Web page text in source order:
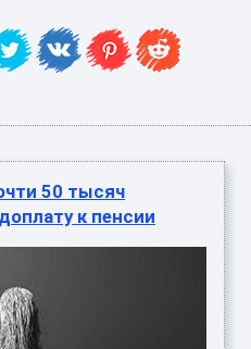
50 тысяч
к пенсии